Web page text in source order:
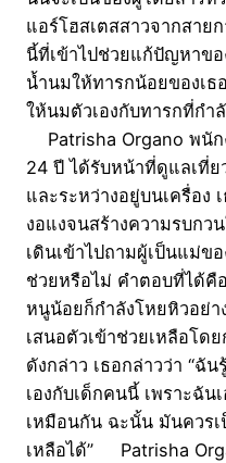
แอร์โฮสเตสสาวจากสาย
นี้ที่เข้าไปช่วยแก้ปัญหาข
น้ำนมให้ทารกน้อยของเธ
ให้นมตัวเองกับทารกที่กำ
Patrisha Organo พนัก
24 ปี ได้รับหน้าที่ดูแลเที่
และระหว่างอยู่บนเครื่อง
งอแงจนสร้างความรบกว
เดินเข้าไปถามผู้เป็นแม่ข
ช่วยหรือไม่ คำตอบที่ได้
หนูน้อยก็กำลังโหยหิวอย่า
เสนอตัวเข้าช่วยเหลือโด
ดังกล่าว เธอกล่าวว่า “ฉั
เองกับเด็กคนนี้ เพราะฉั
เหมือนกัน ฉะนั้น มันควร
เหลือได้” Patrisha